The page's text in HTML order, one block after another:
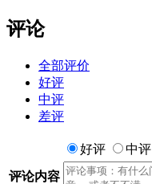
评论
全部评价
好评
中评
差评
好评 中评
评论内容